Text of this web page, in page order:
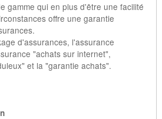
gamme qui en plus d'être une facilité
offre une garantie
d'assurances, l'assurance
"achats sur internet",
et la "garantie achats".